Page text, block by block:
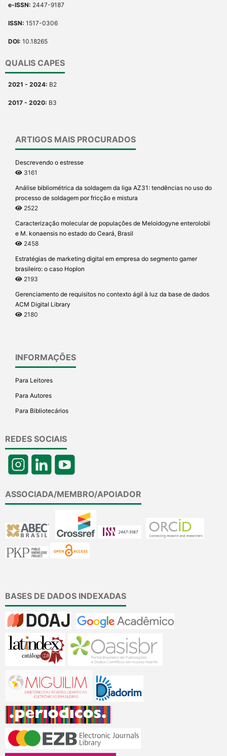
e-ISSN: 2447-9187
ISSN: 1517-0306
DOI: 10.18265
QUALIS CAPES
2021 - 2024: B2
2017 - 2020: B3
ARTIGOS MAIS PROCURADOS
Descrevendo o estresse
3161
Análise bibliométrica da soldagem da liga AZ31: tendências no uso do
processo de soldagem por fricção e mistura
2522
Caracterização molecular de populações de Meloidogyne enterolobii
e M. konaensis no estado do Ceará, Brasil
2458
Estratégias de marketing digital em empresa do segmento gamer
brasileiro: o caso Hoplon
2193
Gerenciamento de requisitos no contexto ágil à luz da base de dados
ACM Digital Library
2180
INFORMAÇÕES
Para Leitores
Para Autores
Para Bibliotecários
REDES SOCIAIS
ASSOCIADA/MEMBRO/APOIADOR
BASES DE DADOS INDEXADAS